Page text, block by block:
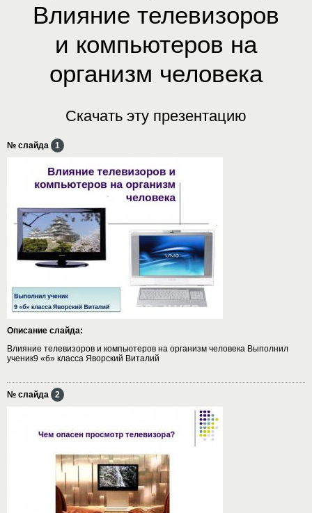
Влияние телевизоров
и компьютеров на
организм человека
Скачать эту презентацию
№ слайда 1
Описание слайда:
Влияние телевизоров и компьютеров на организм человека Выполнил
ученик9 «б» класса Яворский Виталий
№ слайда 2